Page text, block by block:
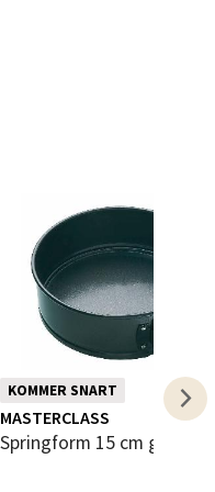
KOMMER SNART
MASTERCLASS
Springform 15 cm grå